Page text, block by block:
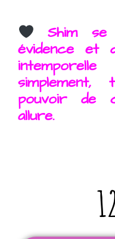
Shim se
évidence et
pouvoir de
allure.